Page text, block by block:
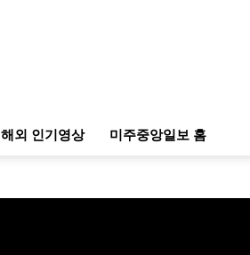
해외 인기영상 미주중앙일보 홈